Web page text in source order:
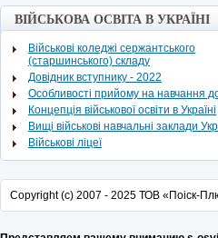
ВІЙСЬКОВА ОСВІТА В УКРАЇНІ
Військові коледжі сержантського
(старшинського) складу
Довідник вступнику - 2022
Особливості прийому на навчання
Концепція військової освіти в Україні
Вищі військові навчальні заклади
Військові ліцеї
Copyright (c) 2007 - 2025 ТОВ «Поіск-